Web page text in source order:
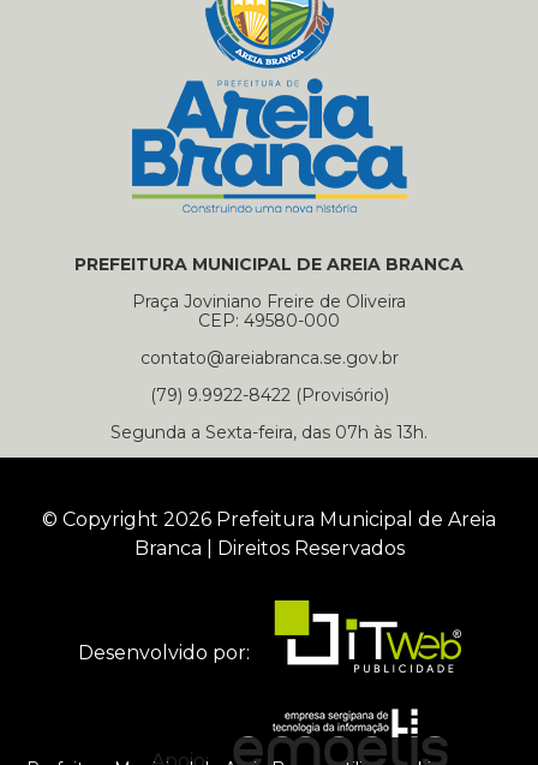
PREFEITURA MUNICIPAL DE AREIA BRANCA
Praça Joviniano Freire de Oliveira
CEP: 49580-000
contato@areiabranca.se.gov.br
(79) 9.9922-8422 (Provisório)
Segunda a Sexta-feira, das 07h às 13h.
© Copyright 2026 Prefeitura Municipal de Areia
Branca | Direitos Reservados
Desenvolvido por: